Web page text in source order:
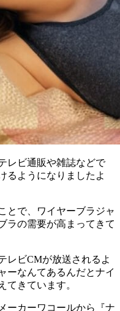
レビ通販や雑誌などで
るようになりましたよ
とで、ワイヤーブラジャ
ラの需要が高まってきて
レビCMが放送されるよ
ーなんてあるんだとナイ
てきています。
ーカーワコールから『ナ